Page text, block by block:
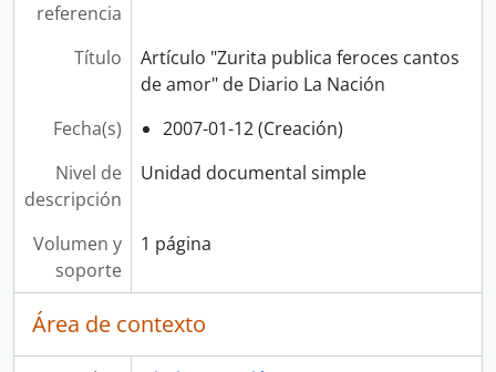
referencia
Título
Artículo "Zurita publica feroces cantos
de amor" de Diario La Nación
Fecha(s)
2007-01-12 (Creación)
Nivel de
descripción
Unidad documental simple
Volumen y
soporte
1 página
Área de contexto